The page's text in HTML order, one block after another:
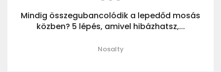
Mindig összegubancolódik a lepedőd mosás
közben? 5 lépés, amivel hibázhatsz,...
Nosalty